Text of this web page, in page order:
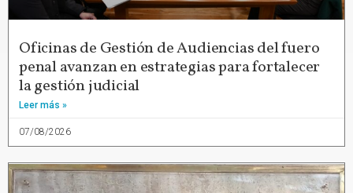
Oficinas de Gestión de Audiencias del fuero
penal avanzan en estrategias para fortalecer
la gestión judicial
Leer más »
07/08/2026